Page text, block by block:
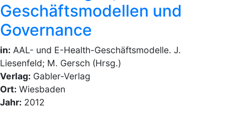
Geschäftsmodellen und
Governance
in: AAL- und E-Health-Geschäftsmodelle. J.
Liesenfeld; M. Gersch (Hrsg.)
Verlag: Gabler-Verlag
Ort: Wiesbaden
Jahr: 2012